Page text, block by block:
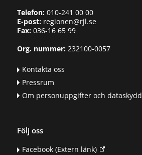
Telefon:010-241 00 00
E-post:regionen@rjl.se
Fax: 036-16 65 99
Org. nummer:232100-0057
Kontakta oss
Pressrum
Om personuppgifter och dataskydd
Följ oss
Facebook(Extern länk)